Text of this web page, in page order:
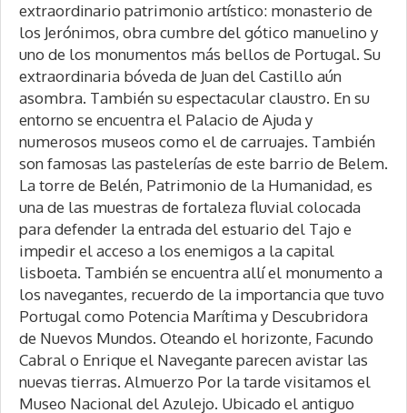
extraordinario patrimonio artístico: monasterio de
los Jerónimos, obra cumbre del gótico manuelino y
uno de los monumentos más bellos de Portugal. Su
extraordinaria bóveda de Juan del Castillo aún
asombra. También su espectacular claustro. En su
entorno se encuentra el Palacio de Ajuda y
numerosos museos como el de carruajes. También
son famosas las pastelerías de este barrio de Belem.
La torre de Belén, Patrimonio de la Humanidad, es
una de las muestras de fortaleza fluvial colocada
para defender la entrada del estuario del Tajo e
impedir el acceso a los enemigos a la capital
lisboeta. También se encuentra allí el monumento a
los navegantes, recuerdo de la importancia que tuvo
Portugal como Potencia Marítima y Descubridora
de Nuevos Mundos. Oteando el horizonte, Facundo
Cabral o Enrique el Navegante parecen avistar las
nuevas tierras. Almuerzo Por la tarde visitamos el
Museo Nacional del Azulejo. Ubicado el antiguo